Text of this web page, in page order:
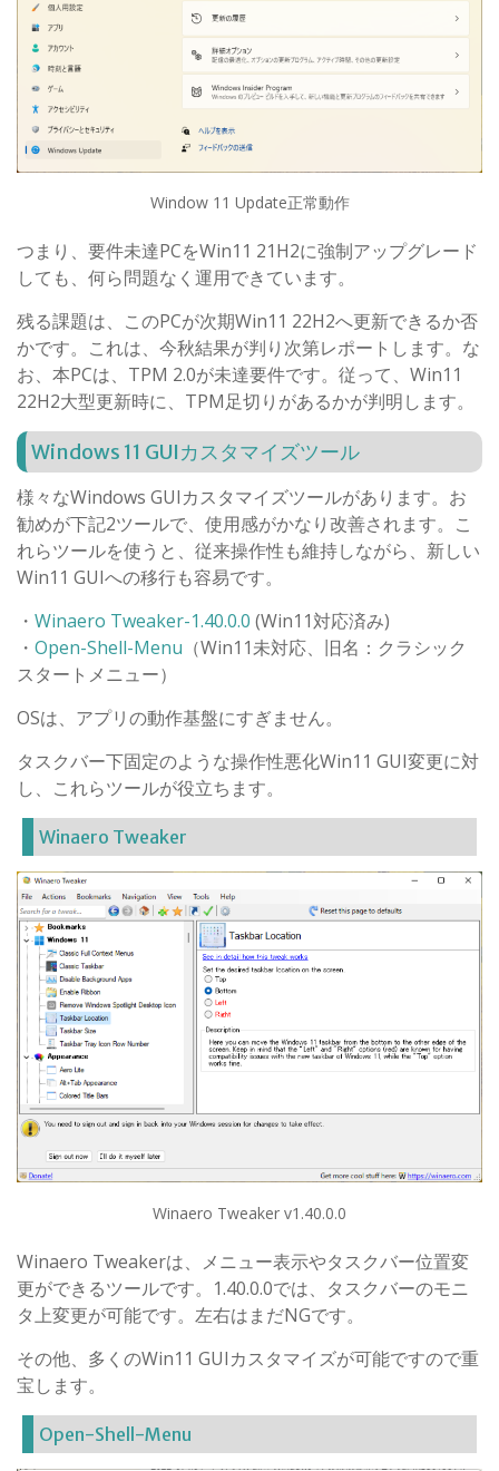
Window 11 Update正常動作
つまり、要件未達PCをWin11 21H2に強制アップグレード
しても、何ら問題なく運用できています。
残る課題は、このPCが次期Win11 22H2へ更新できるか否
かです。これは、今秋結果が判り次第レポートします。な
お、本PCは、TPM 2.0が未達要件です。従って、Win11
22H2大型更新時に、TPM足切りがあるかが判明します。
Windows 11 GUIカスタマイズツール
様々なWindows GUIカスタマイズツールがあります。お
勧めが下記2ツールで、使用感がかなり改善されます。こ
れらツールを使うと、従来操作性も維持しながら、新しい
Win11 GUIへの移行も容易です。
・ Winaero Tweaker-1.40.0.0 (Win11対応済み)
・ Open-Shell-Menu （Win11未対応、旧名：クラシック
スタートメニュー）
OSは、アプリの動作基盤にすぎません。
タスクバー下固定のような操作性悪化Win11 GUI変更に対
し、これらツールが役立ちます。
Winaero Tweaker
Winaero Tweaker v1.40.0.0
Winaero Tweakerは、メニュー表示やタスクバー位置変
更ができるツールです。1.40.0.0では、タスクバーのモニ
タ上変更が可能です。左右はまだNGです。
その他、多くのWin11 GUIカスタマイズが可能ですので重
宝します。
Open-Shell-Menu